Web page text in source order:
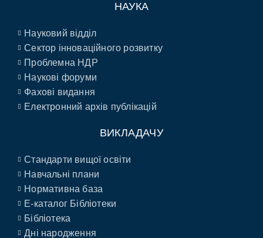
НАУКА
Науковий відділ
Сектор інноваційного розвитку
Проблемна НДР
Наукові форуми
Фахові видання
Електронний архів публікацій
ВИКЛАДАЧУ
Стандарти вищої освіти
Навчальні плани
Нормативна база
E-каталог Бібліотеки
Бібліотека
Дні народження